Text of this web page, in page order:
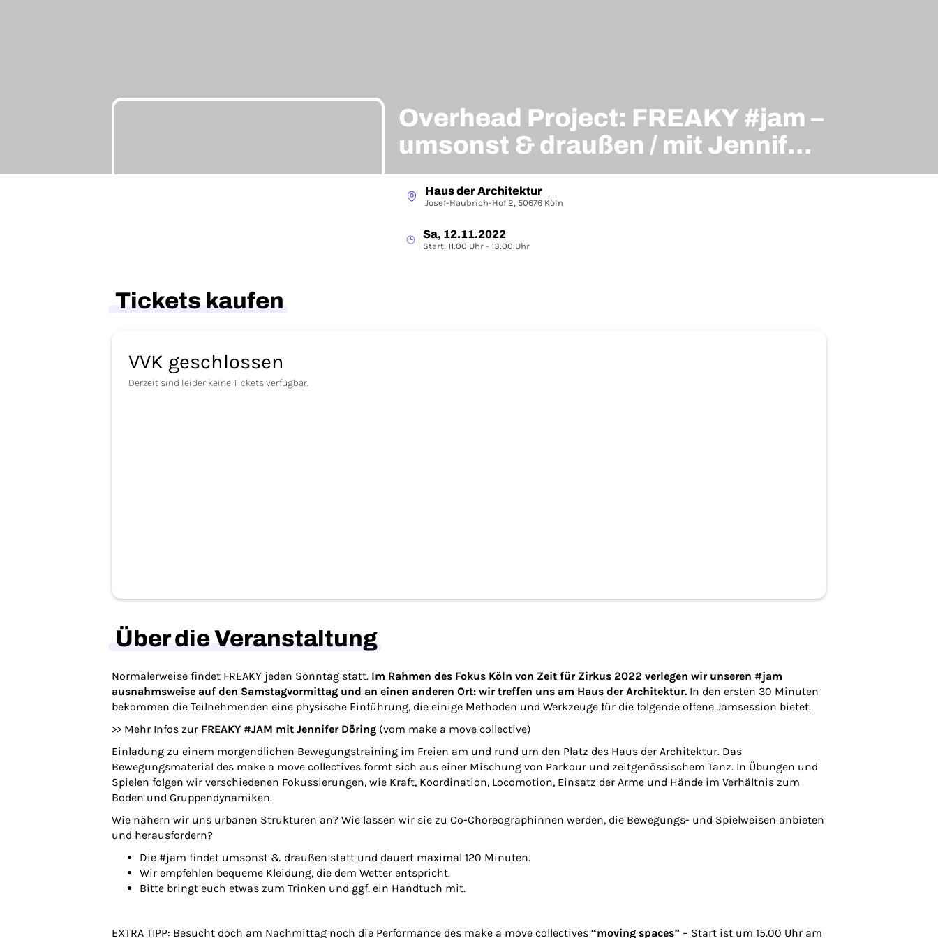
Overhead Project: FREAKY #jam –
umsonst & draußen / mit Jennifer
Döring
Haus der Architektur
Josef-Haubrich-Hof 2, 50676 Köln
Sa, 12.11.2022
Start: 11:00 Uhr - 13:00 Uhr
Tickets kaufen
VVK geschlossen
Derzeit sind leider keine Tickets verfügbar.
Über die Veranstaltung
Normalerweise findet FREAKY jeden Sonntag statt. Im Rahmen des Fokus Köln von Zeit für Zirkus 2022 verlegen wir unseren #jam
ausnahmsweise auf den Samstagvormittag und an einen anderen Ort: wir treffen uns am Haus der Architektur. In den ersten 30 Minuten
bekommen die Teilnehmenden eine physische Einführung, die einige Methoden und Werkzeuge für die folgende offene Jamsession bietet.
>> Mehr Infos zur FREAKY #JAM mit Jennifer Döring (vom make a move collective)
Einladung zu einem morgendlichen Bewegungstraining im Freien am und rund um den Platz des Haus der Architektur. Das
Bewegungsmaterial des make a move collectives formt sich aus einer Mischung von Parkour und zeitgenössischem Tanz. In Übungen und
Spielen folgen wir verschiedenen Fokussierungen, wie Kraft, Koordination, Locomotion, Einsatz der Arme und Hände im Verhältnis zum
Boden und Gruppendynamiken.
Wie nähern wir uns urbanen Strukturen an? Wie lassen wir sie zu Co-Choreographinnen werden, die Bewegungs- und Spielweisen anbieten
und herausfordern?
Die #jam findet umsonst & draußen statt und dauert maximal 120 Minuten.
Wir empfehlen bequeme Kleidung, die dem Wetter entspricht.
Bitte bringt euch etwas zum Trinken und ggf. ein Handtuch mit.
EXTRA TIPP: Besucht doch am Nachmittag noch die Performance des make a move collectives “moving spaces” – Start ist um 15.00 Uhr am